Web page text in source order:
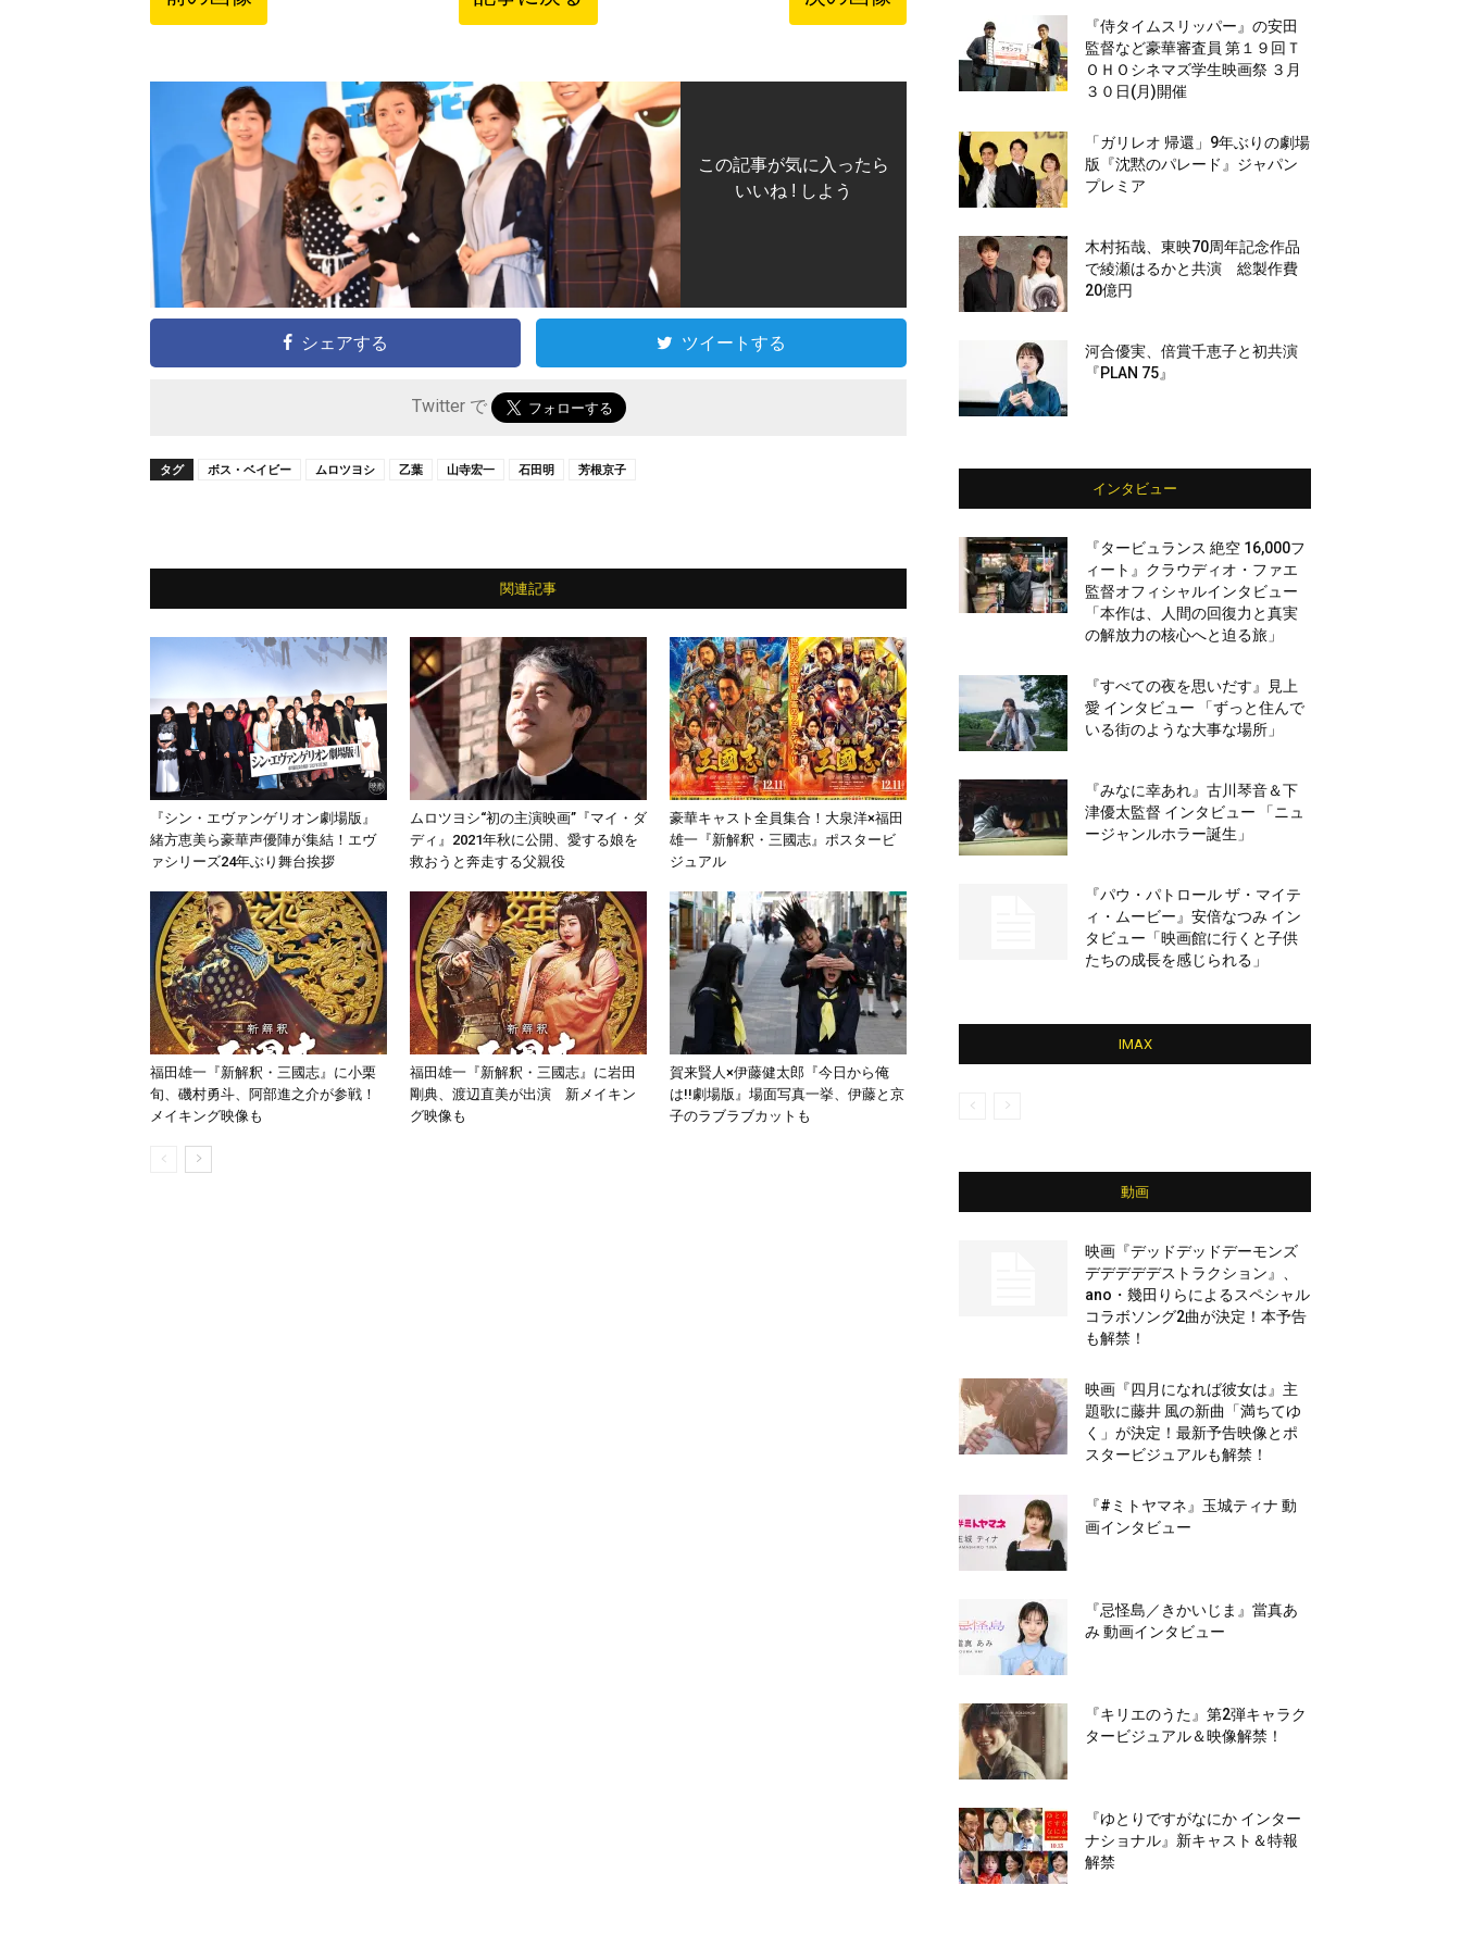
この記事が気に入ったら
いいね ! しよう
シェアする ツイートする
Twitter で
タグ ボス・ベイビー ムロツヨシ 乙葉 山寺宏一 石田明 芳根京子
関連記事
『シン・エヴァンゲリオン劇場版』
緒方恵美ら豪華声優陣が集結！エヴ
ァシリーズ24年ぶり舞台挨拶
ムロツヨシ“初の主演映画”『マイ・ダ
ディ』2021年秋に公開、愛する娘を
救おうと奔走する父親役
豪華キャスト全員集合！大泉洋×福田
雄一『新解釈・三國志』ポスタービ
ジュアル
福田雄一『新解釈・三國志』に小栗
旬、磯村勇斗、阿部進之介が参戦！
メイキング映像も
福田雄一『新解釈・三國志』に岩田
剛典、渡辺直美が出演 新メイキン
グ映像も
賀来賢人×伊藤健太郎『今日から俺
は!!劇場版』場面写真一挙、伊藤と京
子のラブラブカットも
『侍タイムスリッパー』の安田
監督など豪華審査員 第１９回Ｔ
ＯＨＯシネマズ学生映画祭 ３月
３０日(月)開催
「ガリレオ 帰還」9年ぶりの劇場
版『沈黙のパレード』ジャパン
プレミア
木村拓哉、東映70周年記念作品
で綾瀬はるかと共演 総製作費
20億円
河合優実、倍賞千恵子と初共演
『PLAN 75』
インタビュー
『タービュランス 絶空 16,000フ
ィート』クラウディオ・ファエ
監督オフィシャルインタビュー
「本作は、人間の回復力と真実
の解放力の核心へと迫る旅」
『すべての夜を思いだす』見上
愛 インタビュー 「ずっと住んで
いる街のような大事な場所」
『みなに幸あれ』古川琴音＆下
津優太監督 インタビュー 「ニュ
ージャンルホラー誕生」
『パウ・パトロール ザ・マイテ
ィ・ムービー』安倍なつみ イン
タビュー「映画館に行くと子供
たちの成長を感じられる」
IMAX
動画
映画『デッドデッドデーモンズ
デデデデデストラクション』、
ano・幾田りらによるスペシャル
コラボソング2曲が決定！本予告
も解禁！
映画『四月になれば彼女は』主
題歌に藤井 風の新曲「満ちてゆ
く」が決定！最新予告映像とポ
スタービジュアルも解禁！
『#ミトヤマネ』玉城ティナ 動
画インタビュー
『忌怪島／きかいじま』當真あ
み 動画インタビュー
『キリエのうた』第2弾キャラク
タービジュアル＆映像解禁！
『ゆとりですがなにか インター
ナショナル』新キャスト＆特報
解禁